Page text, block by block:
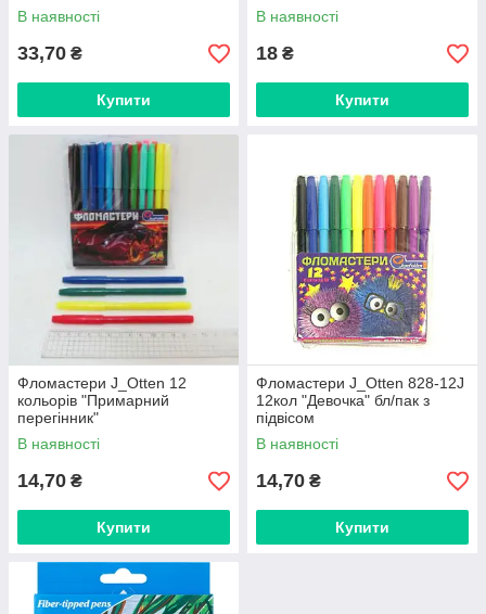
В наявності
33,70 ₴
Купити
В наявності
18 ₴
Купити
Фломастери J_Otten 12
кольорів "Примарний
перегінник"
В наявності
14,70 ₴
Купити
Фломастери J_Otten 828-12J
12кол "Девочка" бл/пак з
пiдвiсом
В наявності
14,70 ₴
Купити